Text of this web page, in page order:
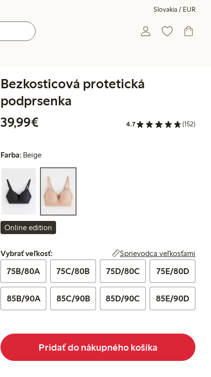
Slovakia / EUR
Bezkosticová protetická
podprsenka
39,99€
4.7 (152)
Farba: Beige
Online edition
Vybrať veľkosť:
Vybrať veľkosť: Sprievodca veľkosťami
75B/80A 75C/80B 75D/80C 75E/80D
85B/90A 85C/90B 85D/90C 85E/90D
Pridať do nákupného košíka